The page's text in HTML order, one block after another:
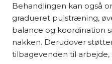
Behandlingen kan også
gradueret pulstræning,
balance og koordination
nakken. Derudover
tilbagevenden til arbejde,